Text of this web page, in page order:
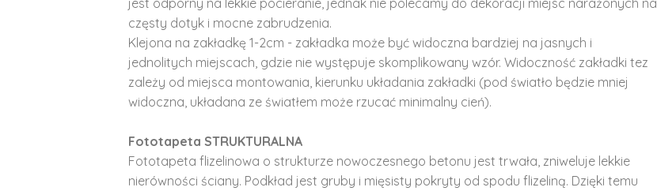
częsty dotyk i mocne zabrudzenia.
Klejona na zakładkę 1-2cm - zakładka może być widoczna bardziej na jasnych i
jednolitych miejscach, gdzie nie występuje skomplikowany wzór. Widoczność zakładki tez
zależy od miejsca montowania, kierunku układania zakładki (pod światło będzie mniej
widoczna, układana ze światłem może rzucać minimalny cień).
Fototapeta STRUKTURALNA
Fototapeta flizelinowa o strukturze nowoczesnego betonu jest trwała, zniweluje lekkie
nierówności ściany. Podkład jest gruby i mięsisty pokryty od spodu flizeliną. Dzięki temu